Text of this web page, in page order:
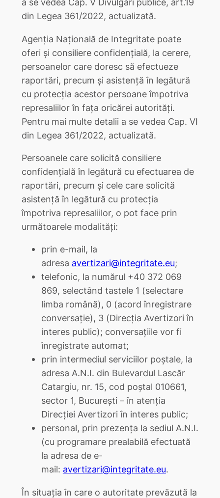
din Legea 361/2022, actualizată.
Agenția Națională de Integritate poate
oferi și consiliere confidențială, la cerere,
persoanelor care doresc să efectueze
raportări, precum și asistență în legătură
cu protecția acestor persoane împotriva
represaliilor în fața oricărei autorități.
Pentru mai multe detalii a se vedea Cap. VI
din Legea 361/2022, actualizată.
Persoanele care solicită consiliere
confidențială în legătură cu efectuarea de
raportări, precum și cele care solicită
asistență în legătură cu protecția
împotriva represaliilor, o pot face prin
următoarele modalități:
prin e-mail, la
adresa avertizari@integritate.eu;
telefonic, la numărul +40 372 069
869, selectând tastele 1 (selectare
limba română), 0 (acord înregistrare
conversație), 3 (Direcția Avertizori în
interes public); conversațiile vor fi
înregistrate automat;
prin intermediul serviciilor poștale, la
adresa A.N.I. din Bulevardul Lascăr
Catargiu, nr. 15, cod poștal 010661,
sector 1, București – în atenția
Direcției Avertizori în interes public;
personal, prin prezența la sediul A.N.I.
(cu programare prealabilă efectuată
la adresa de e-
mail: avertizari@integritate.eu.
În situația în care o autoritate prevăzută la